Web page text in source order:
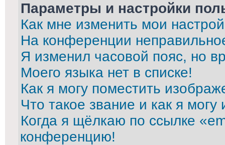
Параметры и настройки
Как мне изменить мои
На конференции
Я изменил часовой пояс, но
Моего языка нет в списке!
Как я могу поместить
Что такое звание и как я могу
Когда я щёлкаю по ссылке
конференцию!